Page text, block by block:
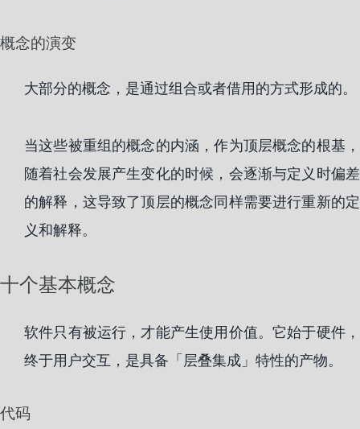
概念的演变
大部分的概念，是通过组合或者借用的方式形成的。
当这些被重组的概念的内涵，作为顶层概念的根基，
随着社会发展产生变化的时候，会逐渐与定义时偏差
的解释，这导致了顶层的概念同样需要进行重新的定
义和解释。
十个基本概念
软件只有被运行，才能产生使用价值。它始于硬件，
终于用户交互，是具备「层叠集成」特性的产物。
代码